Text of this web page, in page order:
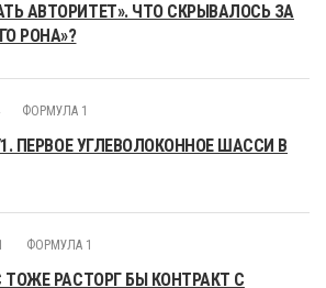
АВТОРИТЕТ». ЧТО СКРЫВАЛОСЬ ЗА
РОНА»?
ФОРМУЛА 1
1. ПЕРВОЕ УГЛЕВОЛОКОННОЕ ШАССИ В
ФОРМУЛА 1
ТОЖЕ РАСТОРГ БЫ КОНТРАКТ С